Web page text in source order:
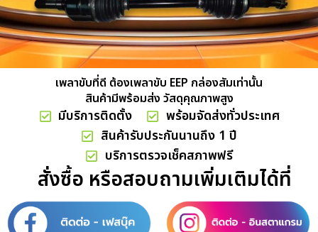
เพลาขับที่ดี ต้องเพลาขับ EEP กล่องสัมเท่านั้น
สินค้ามีพร้อมส่ง วัสดุคุณภาพสูง
มีบริการติดตั้ง
พร้อมจัดส่งทั่วประเทศ
สินค้ารับประกันนานถึง 1 ปี
บริการตรวจเช็คสภาพฟรี
สั่งซื้อ หรือสอบถามเพิ่มเติมได้ที่